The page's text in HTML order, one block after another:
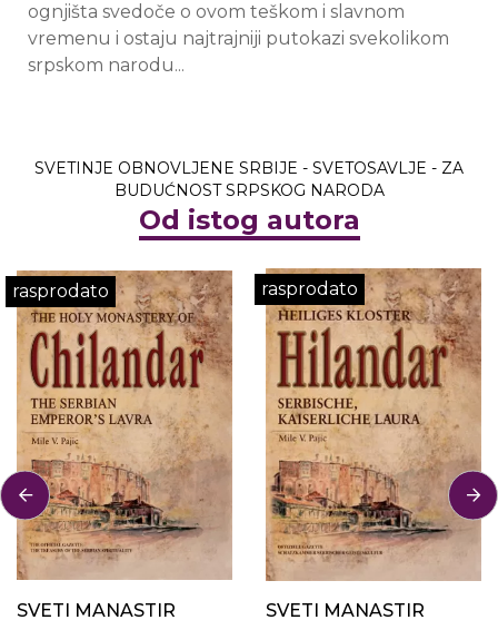
ognjišta svedoče o ovom teškom i slavnom
vremenu i ostaju najtrajniji putokazi svekolikom
srpskom narodu...
SVETINJE OBNOVLJENE SRBIJE - SVETOSAVLJE - ZA
BUDUĆNOST SRPSKOG NARODA
Od istog autora
rasprodato
SVETI MANASTIR
rasprodato
SVETI MANASTIR